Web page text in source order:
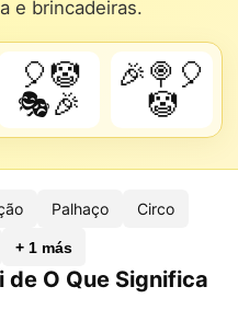
e brincadeiras.
🎈🤡
🎭🎉
🎉🍭🎈
🤡
Palhaço Circo
+ 1 más
de O Que Significa